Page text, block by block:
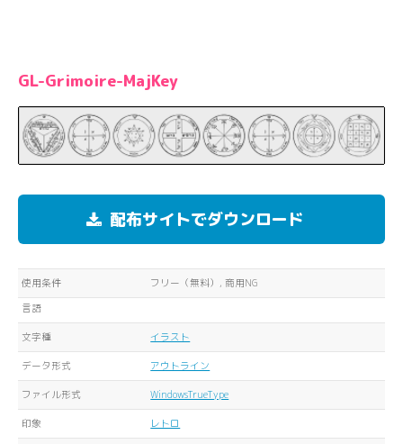
GL-Grimoire-MajKey
配布サイトでダウンロード
使用条件
フリー（無料）, 商用NG
言語
文字種 イラスト
データ形式 アウトライン
ファイル形式 WindowsTrueType
印象 レトロ